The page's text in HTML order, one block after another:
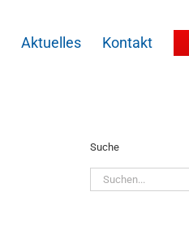
Aktuelles Kontakt
Suche
Suche
nach: